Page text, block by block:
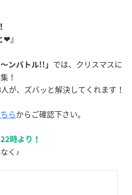
❤』
ンバトル!!」 では、クリスマスに
！
が、ズバッと解決してくれます！
らからご確認下さい。
時より！
く♪